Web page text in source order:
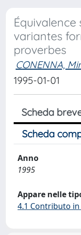
variantes
proverbes
CONENNA,
1995-01-01
Scheda
Scheda
Anno
1995
Appare nelle
4.1 Contributo